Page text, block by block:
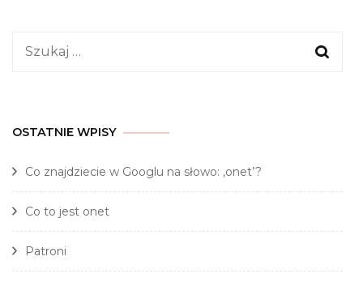
Szukaj:
OSTATNIE WPISY
Co znajdziecie w Googlu na słowo: ‚onet’?
Co to jest onet
Patroni